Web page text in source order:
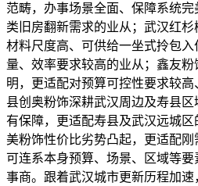
范畴，办事场景全面、保障系统
类旧房翻新需求的业从；武汉红杉
材料尺度高、可供给一坐式拎包
量、效率要求较高的业从；鑫友
明，更适配对预算可控性要求较
县创奥粉饰深耕武汉周边及寿县
有保障，更适配寿县及武汉远城
美粉饰性价比劣势凸起，更适配
可连系本身预算、场景、区域等
事商。跟着武汉城市更新历程加